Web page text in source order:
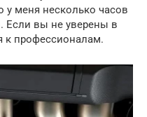
у меня несколько часов
Если вы не уверены в
к профессионалам.